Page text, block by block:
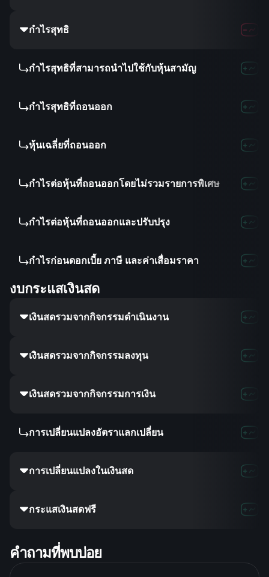
กำไรสุทธิ
กำไรสุทธิที่สามารถนำไปใช้กับหุ้นสามัญ
กำไรสุทธิที่ถอนออก
หุ้นเฉลี่ยที่ถอนออก
กำไรต่อหุ้นที่ถอนออกโดยไม่รวมรายการพิเศษ
กำไรต่อหุ้นที่ถอนออกและปรับปรุง
กำไรก่อนดอกเบี้ย ภาษี และค่าเสื่อมราคา
งบกระแสเงินสด
เงินสดรวมจากกิจกรรมดำเนินงาน
เงินสดรวมจากกิจกรรมลงทุน
เงินสดรวมจากกิจกรรมการเงิน
การเปลี่ยนแปลงอัตราแลกเปลี่ยน
การเปลี่ยนแปลงในเงินสด
กระแสเงินสดฟรี
คำถามที่พบบ่อย